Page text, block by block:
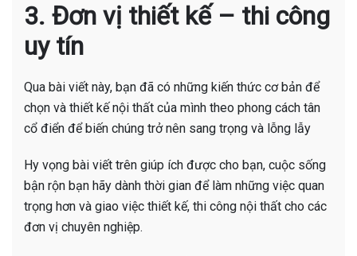
3. Đơn vị thiết kế – thi công
uy tín
Qua bài viết này, bạn đã có những kiến thức cơ bản để
chọn và thiết kế nội thất của mình theo phong cách tân
cổ điển để biến chúng trở nên sang trọng và lỗng lẫy
Hy vọng bài viết trên giúp ích được cho bạn, cuộc sống
bận rộn bạn hãy dành thời gian để làm những việc quan
trọng hơn và giao việc thiết kế, thi công nội thất cho các
đơn vị chuyên nghiệp.